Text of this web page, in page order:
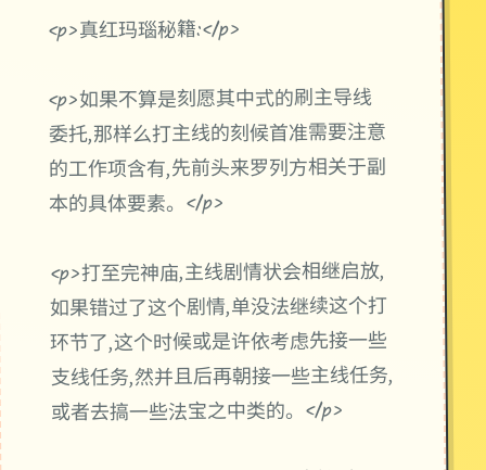
<p>真红玛瑙秘籍:</p>
<p>如果不算是刻愿其中式的刷主导线
委托,那样么打主线的刻候首准需要注意
的工作项含有,先前头来罗列方相关于副
本的具体要素。</p>
<p>打至完神庙,主线剧情状会相继启放,
如果错过了这个剧情,单没法继续这个打
环节了,这个时候或是许依考虑先接一些
支线任务,然并且后再朝接一些主线任务,
或者去搞一些法宝之中类的。</p>